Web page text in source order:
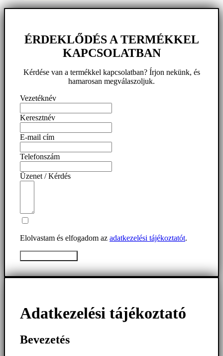
ÉRDEKLŐDÉS A TERMÉKKEL
KAPCSOLATBAN
Kérdése van a termékkel kapcsolatban? Írjon nekünk, és
hamarosan megválaszoljuk.
Vezetéknév
Keresztnév
E-mail cím
Telefonszám
Üzenet / Kérdés
Elolvastam és elfogadom az adatkezelési tájékoztatót.
Adatkezelési tájékoztató
Bevezetés